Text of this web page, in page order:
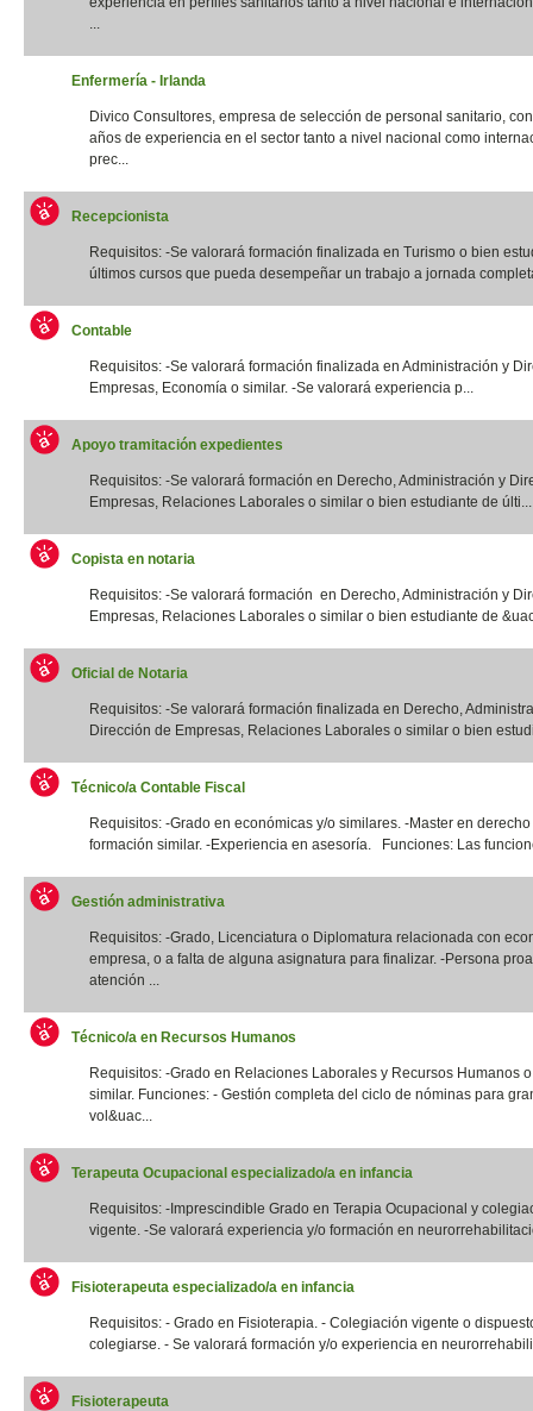
...
Enfermería - Irlanda
Divico Consultores, empresa de selección de personal sanitario,
años de experiencia en el sector tanto a nivel nacional como
prec...
Recepcionista
Requisitos: -Se valorará formación finalizada en Turismo o bien
últimos cursos que pueda desempeñar un trabajo a jornada
Contable
Requisitos: -Se valorará formación finalizada en Administración y
Empresas, Economía o similar. -Se valorará experiencia p...
Apoyo tramitación expedientes
Requisitos: -Se valorará formación en Derecho, Administración y
Empresas, Relaciones Laborales o similar o bien estudiante de últi...
Copista en notaria
Requisitos: -Se valorará formación en Derecho, Administración y
Empresas, Relaciones Laborales o similar o bien estudiante de
Oficial de Notaria
Requisitos: -Se valorará formación finalizada en Derecho,
Dirección de Empresas, Relaciones Laborales o similar o bien
Técnico/a Contable Fiscal
Requisitos: -Grado en económicas y/o similares. -Master en
formación similar. -Experiencia en asesoría. Funciones: Las
Gestión administrativa
Requisitos: -Grado, Licenciatura o Diplomatura relacionada con
empresa, o a falta de alguna asignatura para finalizar. -Persona
atención ...
Técnico/a en Recursos Humanos
Requisitos: -Grado en Relaciones Laborales y Recursos Humanos
similar. Funciones: - Gestión completa del ciclo de nóminas para
vol&uac...
Terapeuta Ocupacional especializado/a en infancia
Requisitos: -Imprescindible Grado en Terapia Ocupacional y
vigente. -Se valorará experiencia y/o formación en
Fisioterapeuta especializado/a en infancia
Requisitos: - Grado en Fisioterapia. - Colegiación vigente o
colegiarse. - Se valorará formación y/o experiencia en
Fisioterapeuta